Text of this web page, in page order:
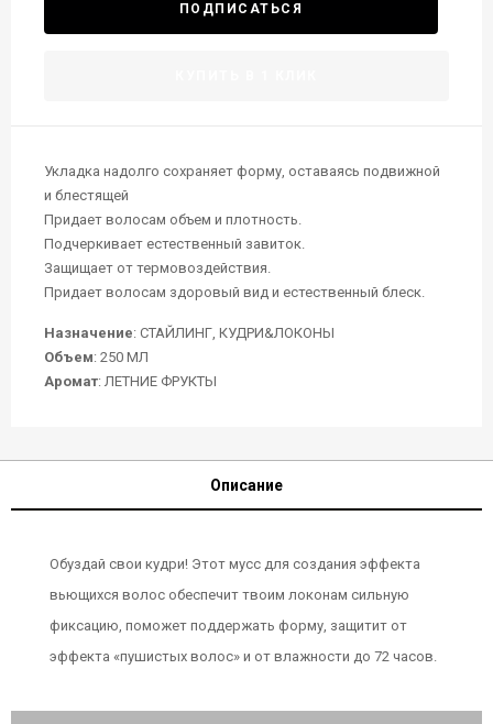
ПОДПИСАТЬСЯ
Укладка надолго сохраняет форму, оставаясь подвижной
и блестящей
Придает волосам объем и плотность.
Подчеркивает естественный завиток.
Защищает от термовоздействия.
Придает волосам здоровый вид и естественный блеск.
Назначение: СТАЙЛИНГ, КУДРИ&ЛОКОНЫ
Объем: 250 МЛ
Аромат: ЛЕТНИЕ ФРУКТЫ
Описание
Обуздай свои кудри! Этот мусс для создания эффекта
вьющихся волос обеспечит твоим локонам сильную
фиксацию, поможет поддержать форму, защитит от
эффекта «пушистых волос» и от влажности до 72 часов.